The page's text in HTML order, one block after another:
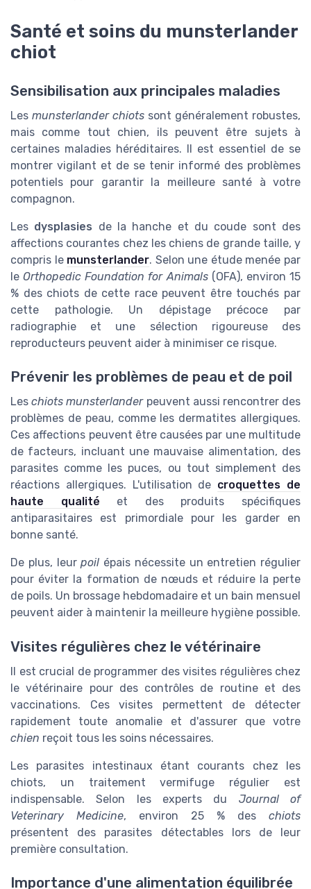
Santé et soins du munsterlander
chiot
Sensibilisation aux principales maladies
Les munsterlander chiots sont généralement robustes,
mais comme tout chien, ils peuvent être sujets à
certaines maladies héréditaires. Il est essentiel de se
montrer vigilant et de se tenir informé des problèmes
potentiels pour garantir la meilleure santé à votre
compagnon.
Les dysplasies de la hanche et du coude sont des
affections courantes chez les chiens de grande taille, y
compris le munsterlander. Selon une étude menée par
leOrthopedic Foundation for Animals(OFA), environ 15
% des chiots de cette race peuvent être touchés par
cette pathologie. Un dépistage précoce par
radiographie et une sélection rigoureuse des
reproducteurs peuvent aider à minimiser ce risque.
Prévenir les problèmes de peau et de poil
Leschiots munsterlanderpeuvent aussi rencontrer des
problèmes de peau, comme les dermatites allergiques.
Ces affections peuvent être causées par une multitude
de facteurs, incluant une mauvaise alimentation, des
parasites comme les puces, ou tout simplement des
réactions allergiques. L'utilisation de croquettes de
haute qualité et des produits spécifiques
antiparasitaires est primordiale pour les garder en
bonne santé.
De plus, leurpoil épais nécessite un entretien régulier
pour éviter la formation de nœuds et réduire la perte
de poils. Un brossage hebdomadaire et un bain mensuel
peuvent aider à maintenir la meilleure hygiène possible.
Visites régulières chez le vétérinaire
Il est crucial de programmer des visites régulières chez
le vétérinaire pour des contrôles de routine et des
vaccinations. Ces visites permettent de détecter
rapidement toute anomalie et d'assurer que votre
chien reçoit tous les soins nécessaires.
Les parasites intestinaux étant courants chez les
chiots, un traitement vermifuge régulier est
indispensable. Selon les experts du Journal of
Veterinary Medicine, environ 25 % des chiots
présentent des parasites détectables lors de leur
première consultation.
Importance d'une alimentation équilibrée